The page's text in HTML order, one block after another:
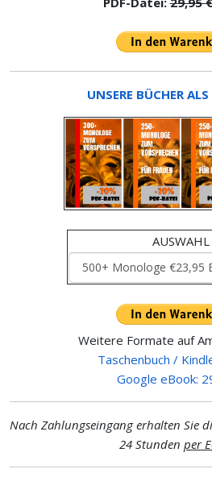
UNSERE BÜCHER
AUSWAHL
Weitere Formate auf
Taschenbuch /
Google eBook:
Nach Zahlungseingang erhalten Sie
24 Stunden per